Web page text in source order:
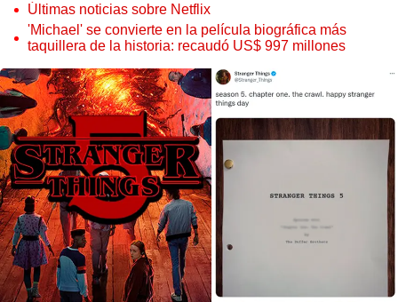
Últimas noticias sobre Netflix
'Michael' se convierte en la película biográfica más
taquillera de la historia: recaudó US$ 997 millones